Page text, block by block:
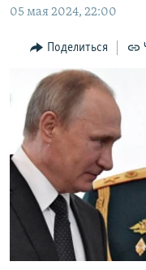
ТЕЛЕПРОЕКТ
СОВЕТЫ
ПРОПАВШИЕ БЕЗ ВЕСТИ
ПОБЕДИТЕЛЕЙ НЕ СУДЯТ?
КРЫМ.НЕПОКОРЕННЫЙ
ELIFBE
УКРАИНСКАЯ
ПРИСОЕДИНЯЙТЕСЬ!
Все сайты RFE/RL
05 мая 2024, 22:00
Поделиться